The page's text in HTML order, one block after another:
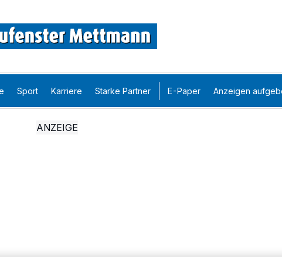
Sport Karriere Starke Partner E-Paper Anzeigen